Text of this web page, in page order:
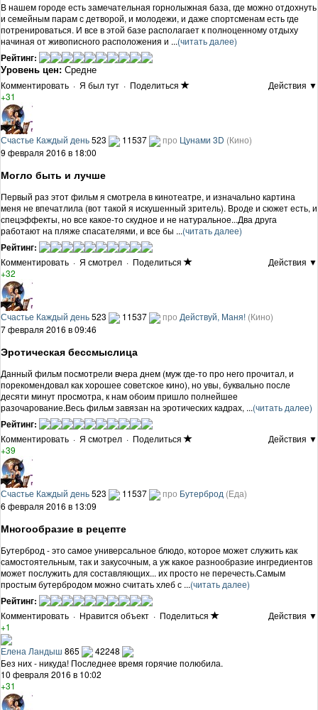
В нашем городе есть замечательная горнолыжная база, где можно отдохнуть
и семейным парам с детворой, и молодежи, и даже спортсменам есть где
потренироваться. И все в этой базе располагает к полноценному отдыху
начиная от живописного расположения и ...(читать далее)
Рейтинг:
Уровень цен: Средне
Комментировать · Я был тут · Поделиться
Действия ▼
+31
Счастье Каждый день523 11537 про Цунами 3D (Кино)
9 февраля 2016 в 18:00
Могло быть и лучше
Первый раз этот фильм я смотрела в кинотеатре, и изначально картина
меня не впечатлила (вот такой я искушенный зритель). Вроде и сюжет есть, и
спецэффекты, но все какое-то скудное и не натуральное...Два друга
работают на пляже спасателями, и все бы ...(читать далее)
Рейтинг:
Комментировать · Я смотрел · Поделиться
Действия ▼
+32
Счастье Каждый день523 11537 про Действуй, Маня! (Кино)
7 февраля 2016 в 09:46
Эротическая бессмыслица
Данный фильм посмотрели вчера днем (муж где-то про него прочитал, и
порекомендовал как хорошее советское кино), но увы, буквально после
десяти минут просмотра, к нам обоим пришло полнейшее
разочарование.Весь фильм завязан на эротических кадрах, ...(читать далее)
Рейтинг:
Комментировать · Я смотрел · Поделиться
Действия ▼
+39
Счастье Каждый день523 11537 про Бутерброд (Еда)
6 февраля 2016 в 13:09
Многообразие в рецепте
Бутерброд - это самое универсальное блюдо, которое может служить как
самостоятельным, так и закусочным, а уж какое разнообразие ингредиентов
может послужить для составляющих... их просто не перечесть.Самым
простым бутербродом можно считать хлеб с ...(читать далее)
Рейтинг:
Комментировать · Нравится объект · Поделиться
Действия ▼
+1
Елена Ландыш 865
42248
Без них - никуда! Последнее время горячие полюбила.
10 февраля 2016 в 10:02
+31